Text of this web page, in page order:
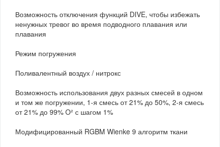
Возможность отключения функций DIVE, чтобы избежать
ненужных тревог во время подводного плавания или
плавания
Режим погружения
Поливалентный воздух / нитрокс
Возможность использования двух разных смесей в одном
и том же погружении, 1-я смесь от 21% до 50%, 2-я смесь
от 21% до 99% O² с шагом 1%
Модифицированный RGBM Wienke 9 алгоритм ткани